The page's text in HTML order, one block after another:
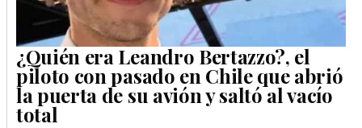
¿Quién era Leandro Bertazzo?, el
piloto con pasado en Chile que abrió
la puerta de su avión y saltó al vacío
total